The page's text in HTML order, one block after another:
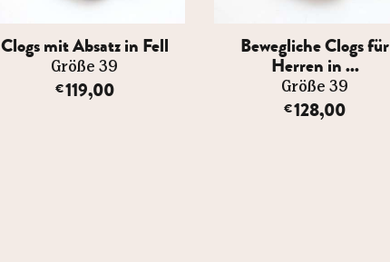
Clogs mit Absatz in Fell
Größe 39
€119,00
Bewegliche Clogs für
Herren in ...
Größe 39
€128,00